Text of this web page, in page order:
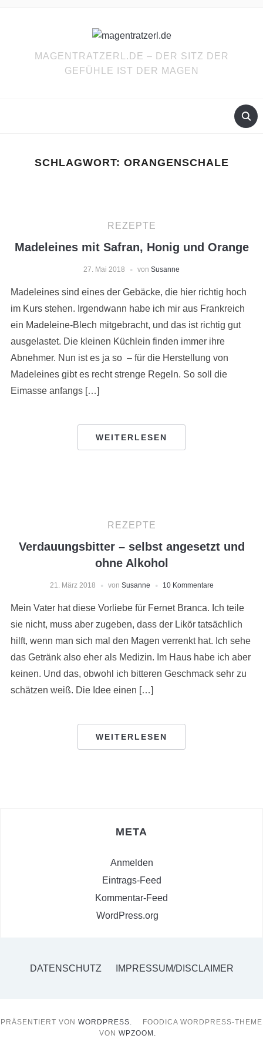
MAGENTRATZERL.DE – DER SITZ DER
GEFÜHLE IST DER MAGEN
SCHLAGWORT: ORANGENSCHALE
REZEPTE
Madeleines mit Safran, Honig und Orange
27. Mai 2018 von Susanne
Madeleines sind eines der Gebäcke, die hier richtig hoch
im Kurs stehen. Irgendwann habe ich mir aus Frankreich
ein Madeleine-Blech mitgebracht, und das ist richtig gut
ausgelastet. Die kleinen Küchlein finden immer ihre
Abnehmer. Nun ist es ja so – für die Herstellung von
Madeleines gibt es recht strenge Regeln. So soll die
Eimasse anfangs […]
WEITERLESEN
REZEPTE
Verdauungsbitter – selbst angesetzt und
ohne Alkohol
21. März 2018 von Susanne 10 Kommentare
Mein Vater hat diese Vorliebe für Fernet Branca. Ich teile
sie nicht, muss aber zugeben, dass der Likör tatsächlich
hilft, wenn man sich mal den Magen verrenkt hat. Ich sehe
das Getränk also eher als Medizin. Im Haus habe ich aber
keinen. Und das, obwohl ich bitteren Geschmack sehr zu
schätzen weiß. Die Idee einen […]
WEITERLESEN
META
Anmelden
Eintrags-Feed
Kommentar-Feed
WordPress.org
DATENSCHUTZ IMPRESSUM/DISCLAIMER
PRÄSENTIERT VONWORDPRESS.
FOODICA WORDPRESS-THEME
VON WPZOOM.